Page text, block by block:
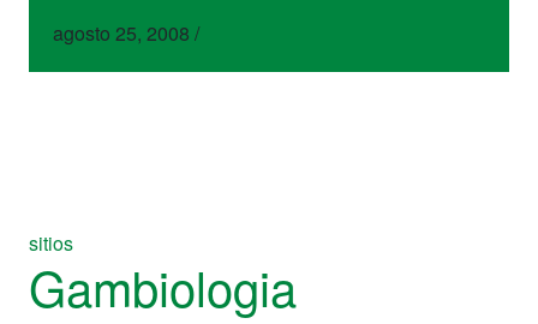
agosto 25, 2008 /
sitios
Gambiologia